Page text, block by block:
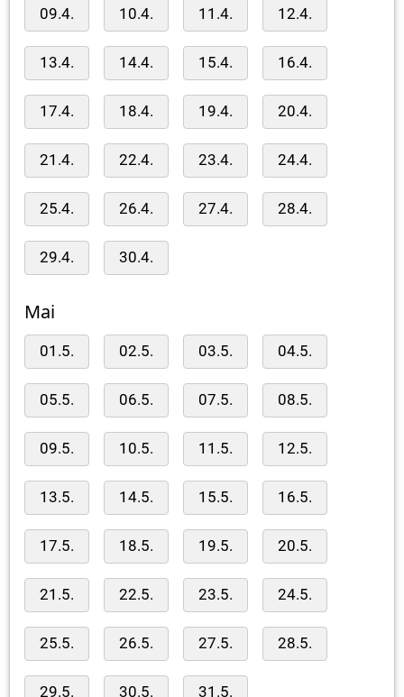
09.4. 10.4. 11.4. 12.4.
13.4. 14.4. 15.4. 16.4.
17.4. 18.4. 19.4. 20.4.
21.4. 22.4. 23.4. 24.4.
25.4. 26.4. 27.4. 28.4.
29.4. 30.4.
Mai
01.5. 02.5. 03.5. 04.5.
05.5. 06.5. 07.5. 08.5.
09.5. 10.5. 11.5. 12.5.
13.5. 14.5. 15.5. 16.5.
17.5. 18.5. 19.5. 20.5.
21.5. 22.5. 23.5. 24.5.
25.5. 26.5. 27.5. 28.5.
29.5. 30.5. 31.5.